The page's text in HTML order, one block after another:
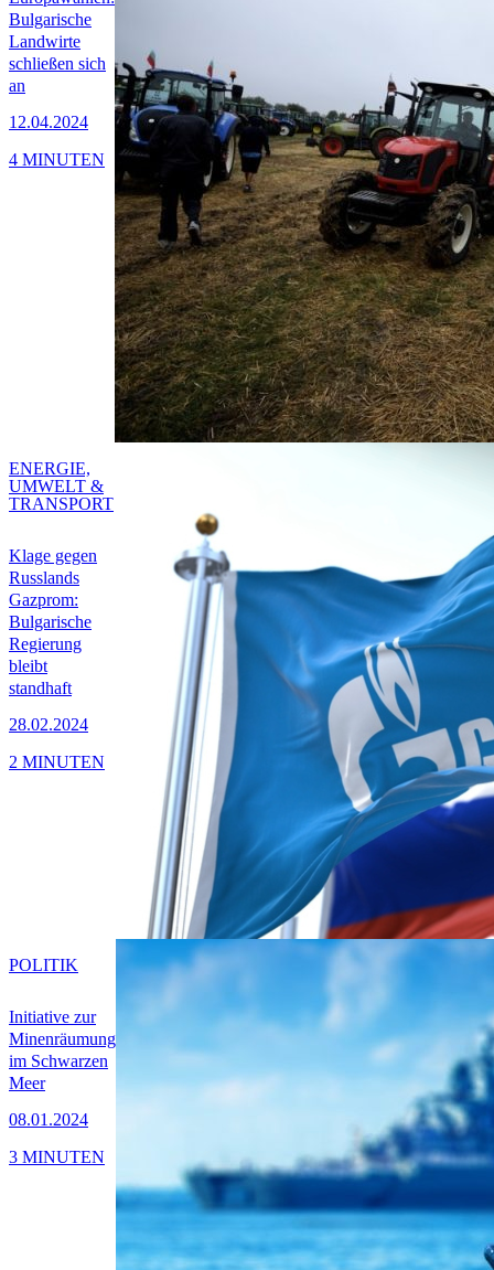
Bulgarische
Landwirte
schließen sich
an
12.04.2024
4 MINUTEN
Klage gegen
Russlands
Gazprom:
Bulgarische
Regierung
bleibt
standhaft
28.02.2024
ENERGIE,
UMWELT &
TRANSPORT
2 MINUTEN
Initiative zur
Minenräumung
im Schwarzen
Meer
08.01.2024
POLITIK
3 MINUTEN